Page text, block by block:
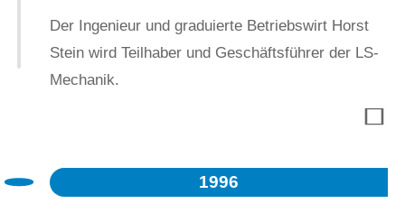
Genauigkeit unangetastet.
Der Ingenieur und graduierte Betriebswirt Horst
Stein wird Teilhaber und Geschäftsführer der LS-
Mechanik.
1996